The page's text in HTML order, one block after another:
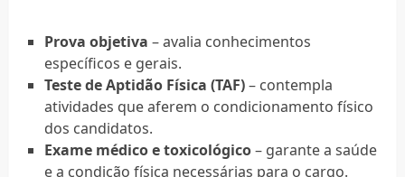
Prova objetiva – avalia conhecimentos
específicos e gerais.
Teste de Aptidão Física (TAF)– contempla
atividades que aferem o condicionamento físico
dos candidatos.
Exame médico e toxicológico– garante a saúde
e a condição física necessárias para o cargo.